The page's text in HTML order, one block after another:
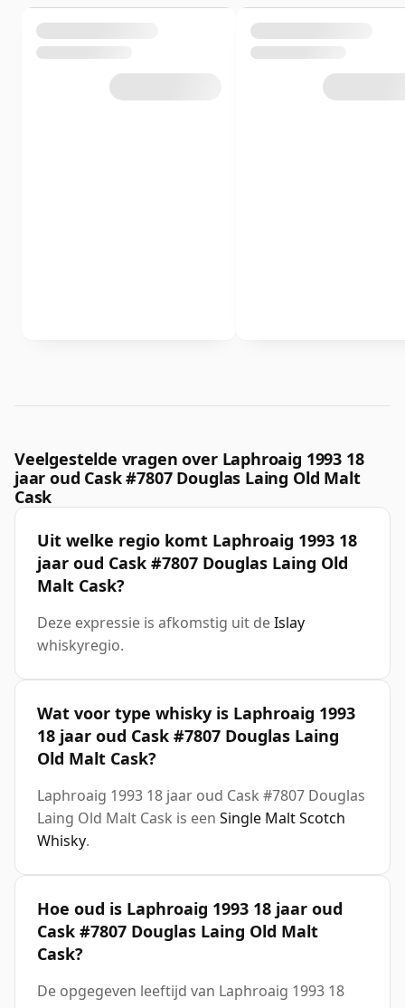
Veelgestelde vragen over Laphroaig 1993 18
jaar oud Cask #7807 Douglas Laing Old Malt
Cask
Uit welke regio komt Laphroaig 1993 18
jaar oud Cask #7807 Douglas Laing Old
Malt Cask?
Deze expressie is afkomstig uit deIslay
whiskyregio.
Wat voor type whisky is Laphroaig 1993
18 jaar oud Cask #7807 Douglas Laing
Old Malt Cask?
Laphroaig 1993 18 jaar oud Cask #7807 Douglas
Laing Old Malt Cask is een Single Malt Scotch
Whisky.
Hoe oud is Laphroaig 1993 18 jaar oud
Cask #7807 Douglas Laing Old Malt
Cask?
De opgegeven leeftijd van Laphroaig 1993 18